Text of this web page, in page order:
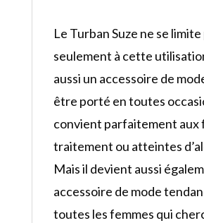
Le Turban Suze ne se limite
seulement à cette
aussi un accessoire de
être porté en toutes
convient parfaitement aux
traitement ou atteintes
Mais il devient aussi
accessoire de mode
toutes les femmes qui